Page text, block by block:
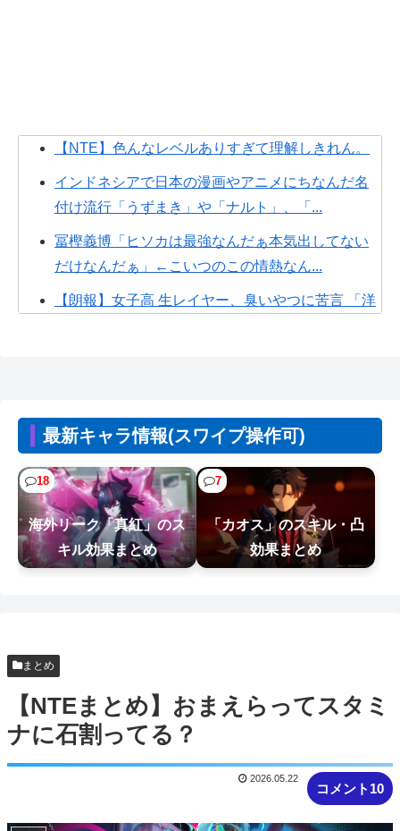
【NTE】色んなレベルありすぎて理解しきれん。
インドネシアで日本の漫画やアニメにちなんだ名
付け流行「うずまき」や「ナルト」、「...
冨樫義博「ヒソカは最強なんだぁ本気出してない
だけなんだぁ」←こいつのこの情熱なん...
【朗報】女子高 生レイヤー、臭いやつに苦言 「洋
【画像】女の子「ママー！ちいかわシール貼った
よー！」→母親の心をざわつかせてしま...
【NTEまとめ】NTEって実際に起きている事はえ
げつないことが起きているけど
【悲報】”サ終”相次ぐスマホゲーム、倒産も急増
過去最多ペースで推移
【画像】秋葉原でゲーミングキーボードとマウス
無料配布するよ→結果
最新キャラ情報(スワイプ操作可)
18
海外リーク「真紅」のス
キル効果まとめ
7
「カオス」のスキル・凸
効果まとめ
まとめ
【NTEまとめ】おまえらってスタミ
ナに石割ってる？
コメント10
2026.05.22